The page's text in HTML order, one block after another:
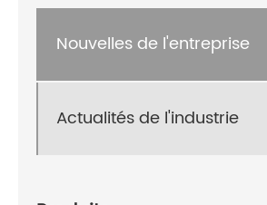
Nouvelles de l'entreprise
Actualités de l'industrie